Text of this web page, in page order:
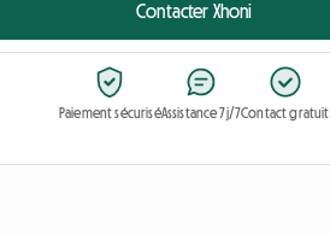
Contacter Xhoni
Paiement sécuriséAssistance 7j/7Contact gratuit